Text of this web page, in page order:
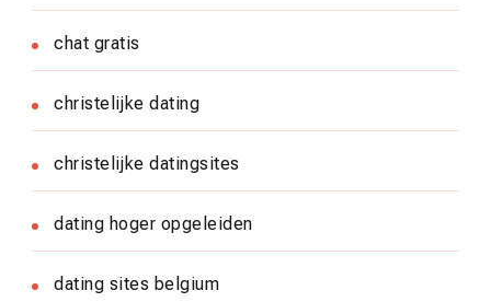
chat gratis
christelijke dating
christelijke datingsites
dating hoger opgeleiden
dating sites belgium